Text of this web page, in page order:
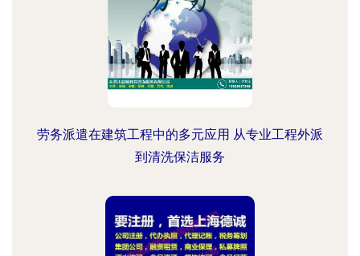
劳务派遣在建筑工程中的多元应用 从专业工程外派
到清洗保洁服务